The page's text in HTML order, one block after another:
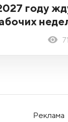
году
71
Реклама